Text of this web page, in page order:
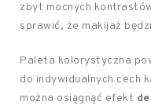
zbyt mocnych
sprawić, że makijaż
Paleta kolorystyczna
do indywidualnych cech
można osiągnąć efekt